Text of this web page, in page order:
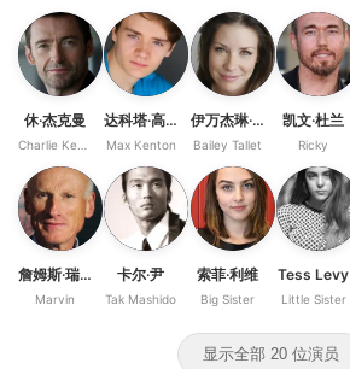
休·杰克曼 达科塔·高尤
Max Kenton
伊万杰琳·莉莉
Bailey Tallet
凯文·杜兰
Ricky
詹姆斯·瑞布霍恩
Marvin
卡尔·尹
Tak Mashido
索菲·利维
Big Sister
Tess Levy
Little Sister
显示全部 20 位演员